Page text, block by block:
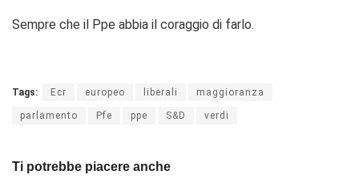
Sempre che il Ppe abbia il coraggio di farlo.
Tags: Ecr europeo liberali maggioranza
parlamento Pfe ppe S&D verdi
Ti potrebbe piacere anche